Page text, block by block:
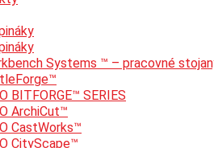
Systems ™ – pracovné
BITFORGE™ SERIES
ArchiCut™
CastWorks™
CityScape™